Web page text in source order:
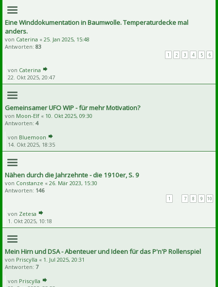
Eine Winddokumentation in Baumwolle. Temperaturdecke mal
anders.
von Caterina « 25. Jan 2025, 15:48
Antworten: 83
1 2 3 4 5 6
von Caterina
22. Okt 2025, 20:47
Gemeinsamer UFO WIP - für mehr Motivation?
von Moon-Elf « 10. Okt 2025, 09:30
Antworten: 4
von Bluemoon
14. Okt 2025, 18:35
Nähen durch die Jahrzehnte - die 1910er, S. 9
von Constanze « 26. Mär 2023, 15:30
Antworten: 146
1 7 8 9 10
von Zetesa
1. Okt 2025, 10:18
Mein Hirn und DSA - Abenteuer und Ideen für das P'n'P Rollenspiel
von Priscylla « 1. Jul 2025, 20:31
Antworten: 7
von Priscylla